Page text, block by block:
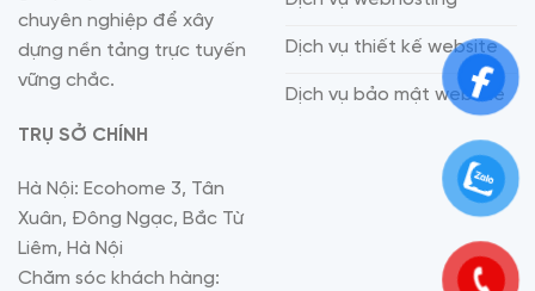
chuyên nghiệp để xây
dựng nền tảng trực tuyến
vững chắc.
TRỤ SỞ CHÍNH
Hà Nội: Ecohome 3, Tân
Xuân, Đông Ngạc, Bắc Từ
Liêm, Hà Nội
Chăm sóc khách hàng:
Dịch vụ thiết kế website
Dịch vụ bảo mật website